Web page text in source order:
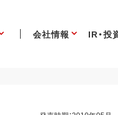
会社情報 IR・投